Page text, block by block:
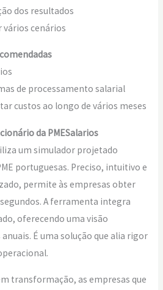
dos resultados
vários cenários
de processamento salarial
custos ao longo de vários meses
da PMESalarios
um simulador projetado
portuguesas. Preciso, intuitivo e
permite às empresas obter
A ferramenta integra
oferecendo uma visão
É uma solução que alia rigor
transformação, as empresas que